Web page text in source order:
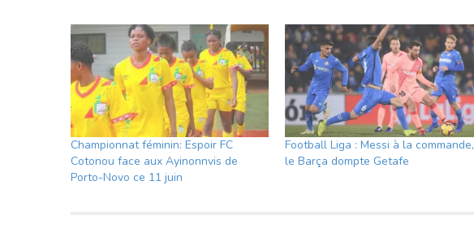
Championnat féminin: Espoir FC
Cotonou face aux Ayinonnvis de
Porto-Novo ce 11 juin
Football Liga : Messi à la commande,
le Barça dompte Getafe